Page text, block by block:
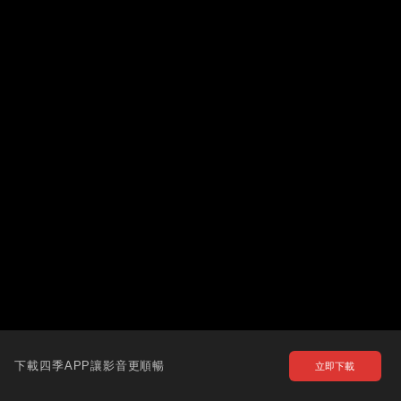
下載四季APP讓影音更順暢 立即下載